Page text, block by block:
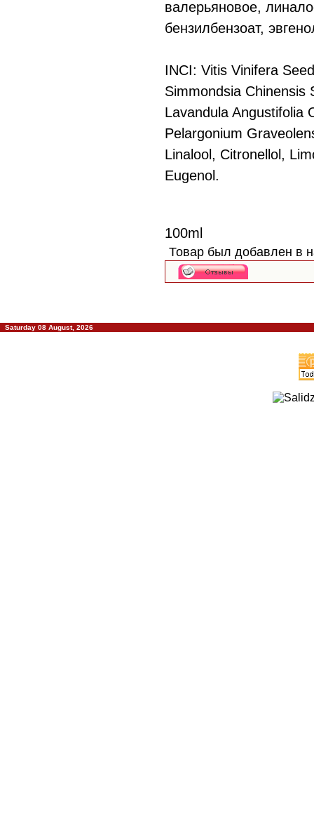
валерьяновое,
бензилбензоат,
INCI: Vitis Vinifera
Simmondsia Chinensis
Lavandula Angustifolia
Pelargonium
Linalool, Citronellol,
Eugenol.
100ml
Товар был добавлен в
Saturday 08 August, 2026